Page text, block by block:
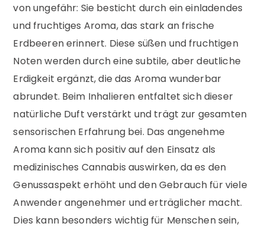
von ungefähr: Sie besticht durch ein einladendes
und fruchtiges Aroma, das stark an frische
Erdbeeren erinnert. Diese süßen und fruchtigen
Noten werden durch eine subtile, aber deutliche
Erdigkeit ergänzt, die das Aroma wunderbar
abrundet. Beim Inhalieren entfaltet sich dieser
natürliche Duft verstärkt und trägt zur gesamten
sensorischen Erfahrung bei. Das angenehme
Aroma kann sich positiv auf den Einsatz als
medizinisches Cannabis auswirken, da es den
Genussaspekt erhöht und den Gebrauch für viele
Anwender angenehmer und erträglicher macht.
Dies kann besonders wichtig für Menschen sein,